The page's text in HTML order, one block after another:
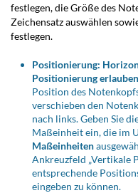
festlegen, die Größe des
Zeichensatz auswählen
festlegen.
Positionierung:
Positionierung
Position des
verschieben den
nach links. Geben Sie
Maßeinheit ein, die im
Maßeinheiten
Ankreuzfeld „Vertikale
entsprechende
eingeben zu können.